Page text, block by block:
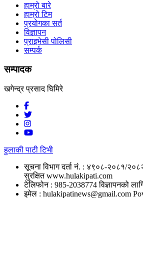
हाम्रो बारे
हाम्रो टिम
प्रयोगका सर्त
विज्ञापन
प्राइभेसी पोलिसी
सम्पर्क
सम्पादक
खगेन्द्र प्रसाद घिमिरे
हुलाकी पाटी टिभी
सूचना विभाग दर्ता नं. : ४९०८-२०८१/
सुरक्षित www.hulakipati.com
टेलिफोन : 985-2038774विज्ञापनको
इमेल : hulakipatinews@gmail.com